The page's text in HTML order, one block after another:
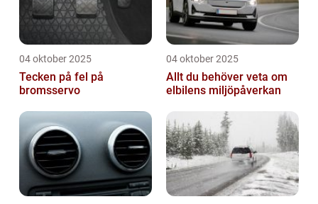
04 oktober 2025
Tecken på fel på
bromsservo
04 oktober 2025
Allt du behöver veta om
elbilens miljöpåverkan